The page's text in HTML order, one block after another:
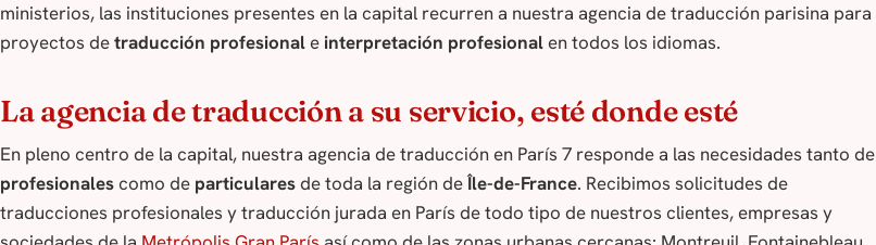
ministerios, las instituciones presentes en la capital recurren a nuestra agencia de traducción parisina para
proyectos detraducción profesionale interpretación profesionalen todos los idiomas.
La agencia de traducción a su servicio, esté donde esté
En pleno centro de la capital, nuestra agencia de traducción en París 7 responde a las necesidades tanto de
profesionalescomo de particularesde toda la región deÎle-de-France. Recibimos solicitudes de
traducciones profesionales y traducción jurada en París de todo tipo de nuestros clientes, empresas y